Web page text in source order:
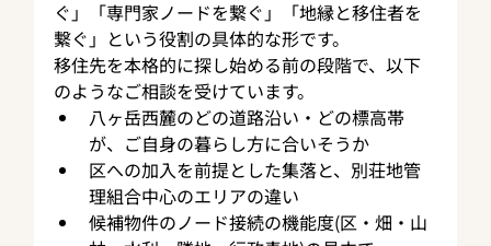
ぐ」「専門家ノードを繋ぐ」「地縁と移住者を
繋ぐ」という役割の具体的な形です。
移住先を本格的に探し始める前の段階で、以下
のようなご相談を受けています。
八ヶ岳西麓のどの道路沿い・どの標高帯
が、ご自身の暮らし方に合いそうか
区への加入を前提とした集落と、別荘地管
理組合中心のエリアの違い
候補物件のノード接続の機能度(区・畑・山